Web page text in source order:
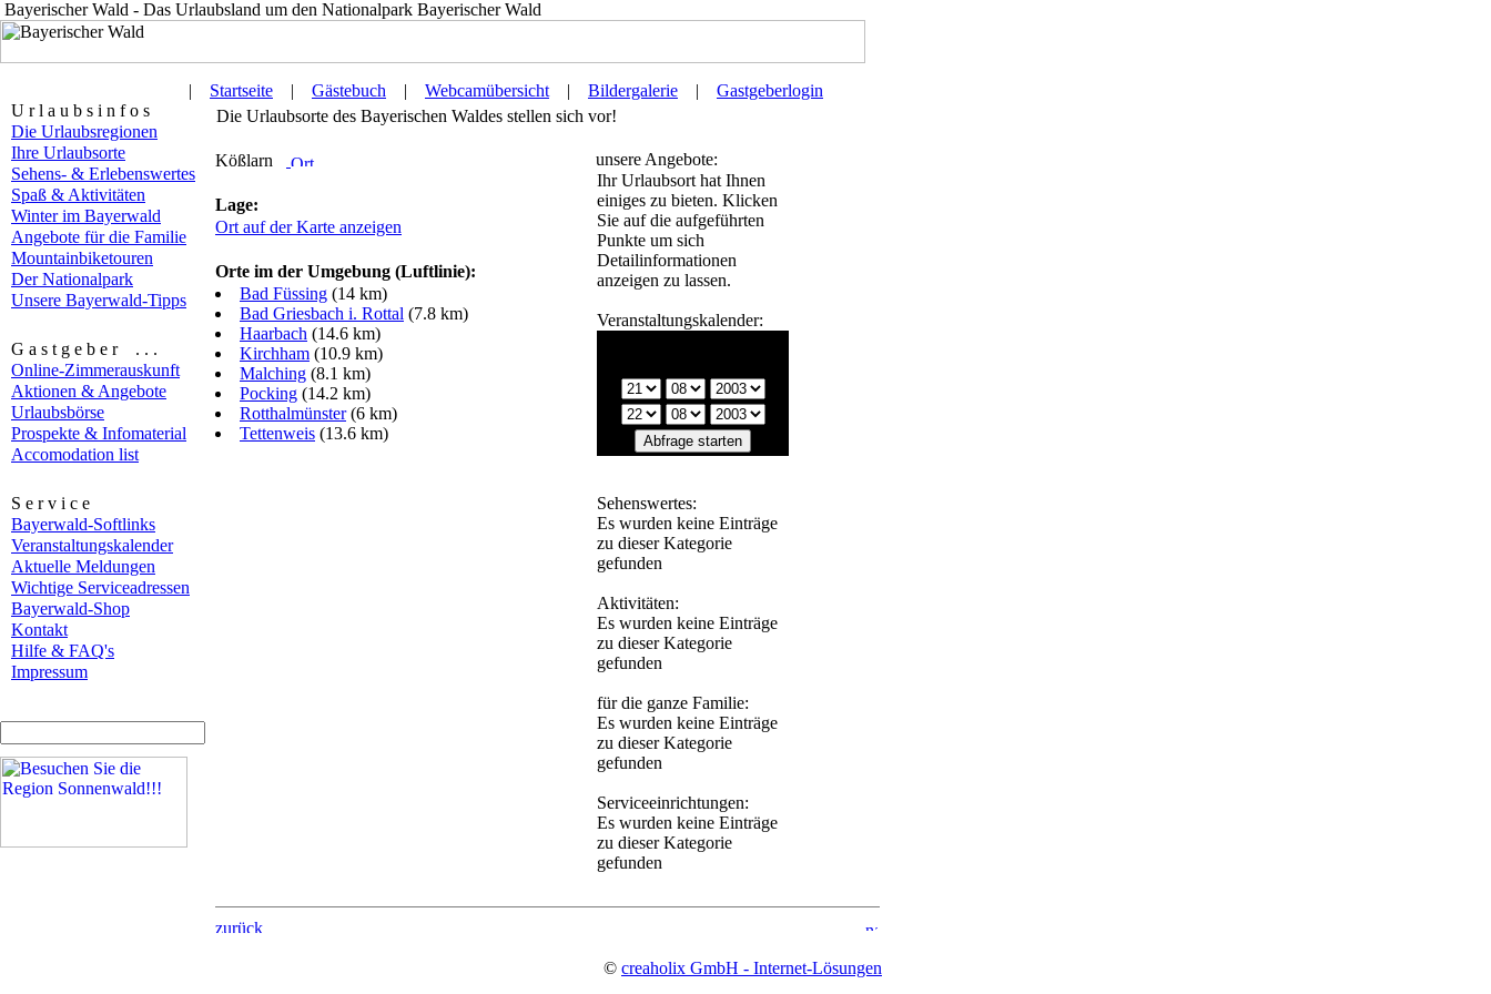
Bayerischer Wald - Das Urlaubsland um den Nationalpark Bayerischer Wald
| Startseite | Gästebuch | Webcamübersicht | Bildergalerie | Gastgeberlogin
U r l a u b s i n f o s
Die Urlaubsregionen
Ihre Urlaubsorte
Sehens- & Erlebenswertes
Spaß & Aktivitäten
Winter im Bayerwald
Angebote für die Familie
Mountainbiketouren
Der Nationalpark
Unsere Bayerwald-Tipps
G a s t g e b e r . . .
Online-Zimmerauskunft
Aktionen & Angebote
Urlaubsbörse
Prospekte & Infomaterial
Accomodation list
S e r v i c e
Bayerwald-Softlinks
Veranstaltungskalender
Aktuelle Meldungen
Wichtige Serviceadressen
Bayerwald-Shop
Kontakt
Hilfe & FAQ's
Impressum
Die Urlaubsorte des Bayerischen Waldes stellen sich vor!
Kößlarn
Lage:
Ort auf der Karte anzeigen
Orte im der Umgebung (Luftlinie):
Bad Füssing (14 km)
Bad Griesbach i. Rottal (7.8 km)
Haarbach (14.6 km)
Kirchham (10.9 km)
Malching (8.1 km)
Pocking (14.2 km)
Rotthalmünster(6 km)
Tettenweis (13.6 km)
unsere Angebote:
Ihr Urlaubsort hat Ihnen
einiges zu bieten. Klicken
Sie auf die aufgeführten
Punkte um sich
Detailinformationen
anzeigen zu lassen.
Veranstaltungskalender:
Sehenswertes:
Es wurden keine Einträge
zu dieser Kategorie
gefunden
Aktivitäten:
Es wurden keine Einträge
zu dieser Kategorie
gefunden
für die ganze Familie:
Es wurden keine Einträge
zu dieser Kategorie
gefunden
Serviceeinrichtungen:
Es wurden keine Einträge
zu dieser Kategorie
gefunden
© creaholix GmbH - Internet-Lösungen